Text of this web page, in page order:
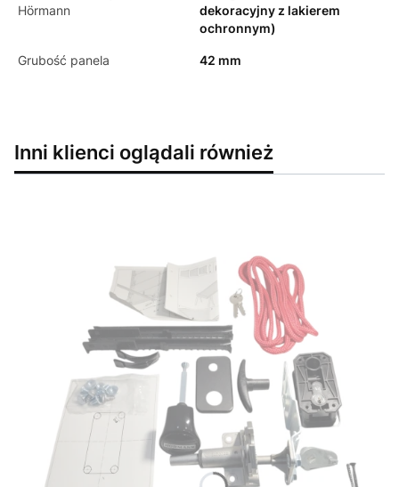
Hörmann
dekoracyjny z lakierem
ochronnym)
Grubość panela 42 mm
Inni klienci oglądali również